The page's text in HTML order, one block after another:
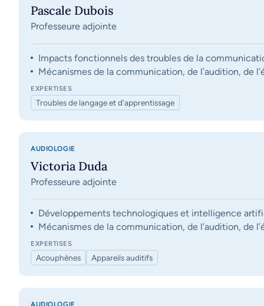
Pascale Dubois
Professeure adjointe
Impacts fonctionnels des troubles de la
Mécanismes de la communication, de l’audition, de
EXPERTISES
Troubles de langage et d'apprentissage
AUDIOLOGIE
Victoria Duda
Professeure adjointe
Développements technologiques et intelligence
Mécanismes de la communication, de l’audition, de
EXPERTISES
Acouphènes Appareils auditifs
AUDIOLOGIE